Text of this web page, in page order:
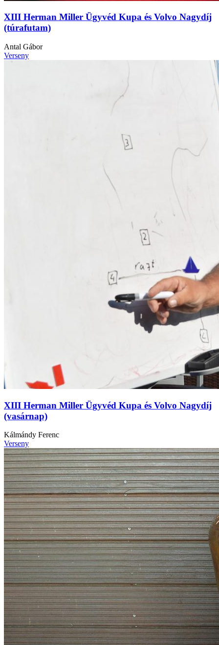
XIII Herman Miller Ügyvéd Kupa és Volvo Nagydíj
(túrafutam)
Antal Gábor
Verseny
XIII Herman Miller Ügyvéd Kupa és Volvo Nagydíj
(vasárnap)
Kálmándy Ferenc
Verseny